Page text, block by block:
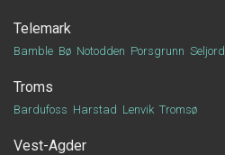
Telemark
Bamble Bø Notodden Porsgrunn Seljord
Troms
Bardufoss Harstad Lenvik Tromsø
Vest-Agder